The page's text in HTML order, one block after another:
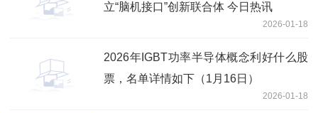
立“脑机接口”创新联合体 今日热讯
2026-01-18
2026年IGBT功率半导体概念利好什么股
票，名单详情如下（1月16日）
2026-01-18